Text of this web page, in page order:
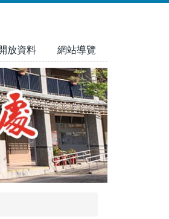
放資料 網站導覽